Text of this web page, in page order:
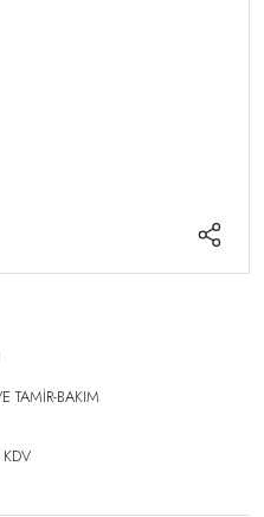
TAMİR-BAKIM